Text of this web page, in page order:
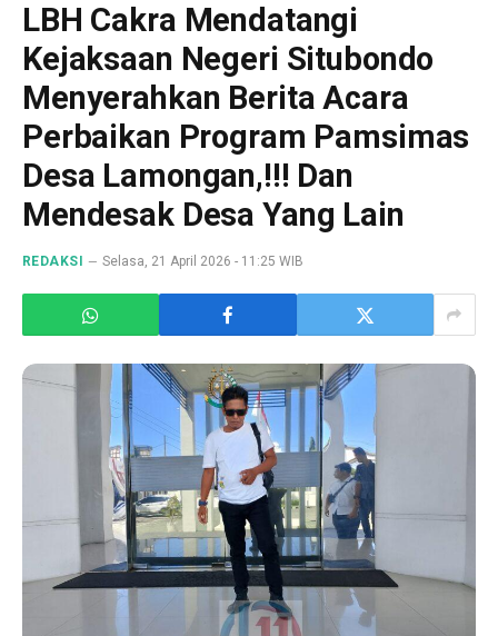
LBH Cakra Mendatangi
Kejaksaan Negeri Situbondo
Menyerahkan Berita Acara
Perbaikan Program Pamsimas
Desa Lamongan,!!! Dan
Mendesak Desa Yang Lain
REDAKSI Selasa, 21 April 2026 - 11:25 WIB